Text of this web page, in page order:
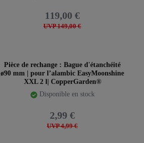
UVP 149,00 €
119,00 €
Pièce de rechange : Bague d'étanchéité
ø90 mm | pour l’alambic EasyMoonshine
XXL 2 l| CopperGarden®
Disponible en stock
UVP 4,99 €
2,99 €